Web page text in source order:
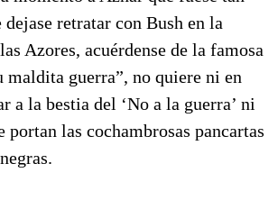
retratar con Bush en la
Azores, acuérdense de la famosa
maldita guerra”, no quiere ni en
a la bestia del ‘No a la guerra’ ni
portan las cochambrosas pancartas